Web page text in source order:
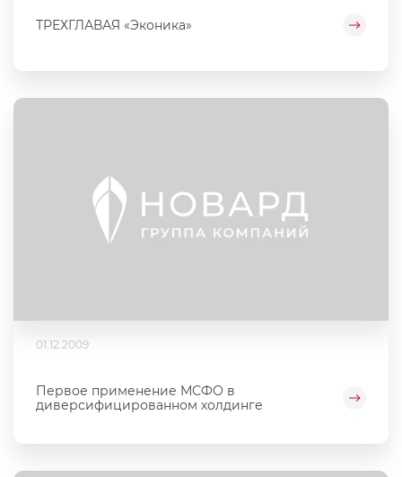
ТРЕХГЛАВАЯ «Эконика»
01.12.2009
Первое применение МСФО в
диверсифицированном холдинге